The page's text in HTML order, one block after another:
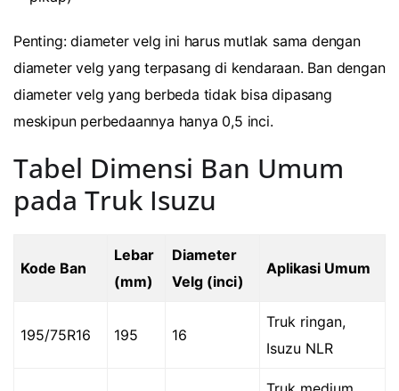
Penting: diameter velg ini harus mutlak sama dengan
diameter velg yang terpasang di kendaraan. Ban dengan
diameter velg yang berbeda tidak bisa dipasang
meskipun perbedaannya hanya 0,5 inci.
Tabel Dimensi Ban Umum
pada Truk Isuzu
Kode Ban
Lebar
(mm)
Diameter
Velg (inci)
Aplikasi Umum
195/75R16 195 16
Truk ringan,
Isuzu NLR